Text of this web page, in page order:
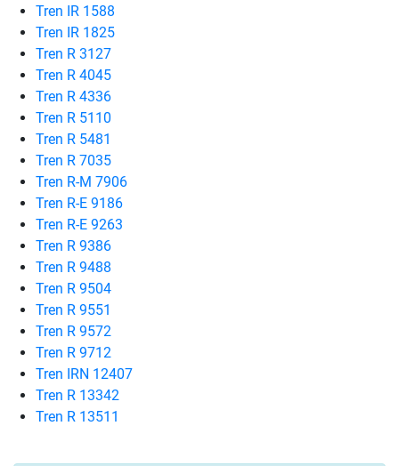
Tren IR 1588
Tren IR 1825
Tren R 3127
Tren R 4045
Tren R 4336
Tren R 5110
Tren R 5481
Tren R 7035
Tren R-M 7906
Tren R-E 9186
Tren R-E 9263
Tren R 9386
Tren R 9488
Tren R 9504
Tren R 9551
Tren R 9572
Tren R 9712
Tren IRN 12407
Tren R 13342
Tren R 13511